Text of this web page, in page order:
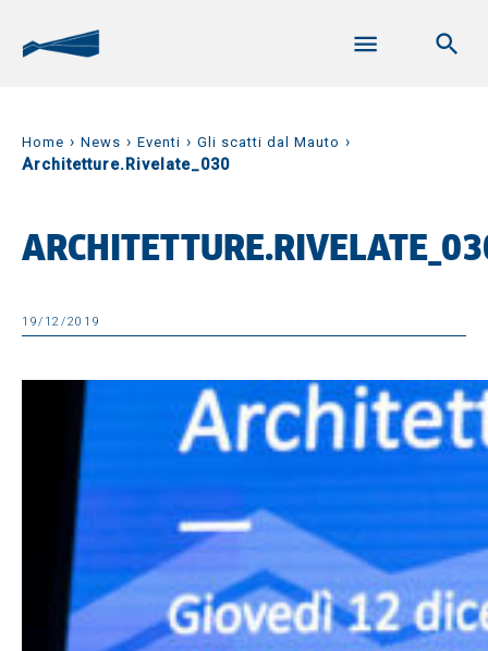
Home › News › Eventi › Gli scatti dal Mauto ›
Architetture.Rivelate_030
19/12/2019